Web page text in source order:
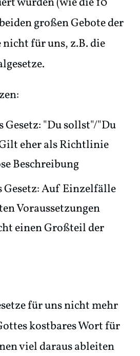
großen Gebote der
nicht für uns, z.B. die
"Du sollst"/"Du
eher als Richtlinie
Beschreibung
Gesetz: Auf Einzelfälle
Voraussetzungen
einen Großteil der
für uns nicht mehr
kostbares Wort für
viel daraus ableiten